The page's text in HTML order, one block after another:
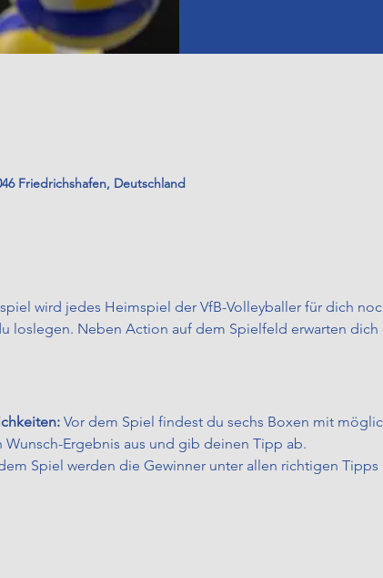
Friedrichshafen, Deutschland
wird jedes Heimspiel der VfB-Volleyballer für dich
loslegen. Neben Action auf dem Spielfeld erwarten
Vor dem Spiel findest du sechs Boxen mit
Wunsch-Ergebnis aus und gib deinen Tipp ab.
Spiel werden die Gewinner unter allen richtigen Tipps